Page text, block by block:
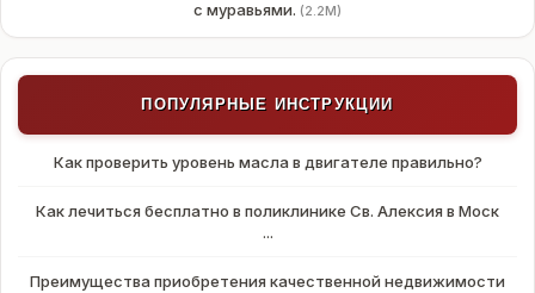
с муравьями. (2.2M)
ПОПУЛЯРНЫЕ ИНСТРУКЦИИ
Как проверить уровень масла в двигателе правильно?
Как лечиться бесплатно в поликлинике Св. Алексия в Моск
...
Преимущества приобретения качественной недвижимости